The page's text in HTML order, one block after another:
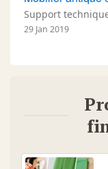
Support
29 Jan 2019